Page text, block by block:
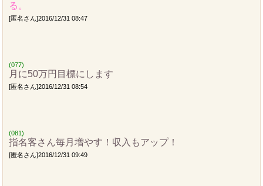
る。
[匿名さん]2016/12/31 08:47
(077)
月に50万円目標にします
[匿名さん]2016/12/31 08:54
(081)
指名客さん毎月増やす！収入もアップ！
[匿名さん]2016/12/31 09:49